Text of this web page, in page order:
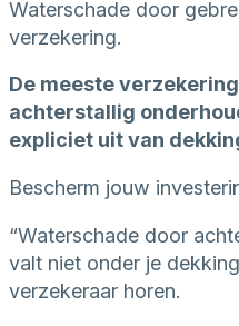
Waterschade door
verzekering.
De meeste
achterstallig
expliciet uit van
Bescherm jouw
“Waterschade door
valt niet onder je
verzekeraar horen.